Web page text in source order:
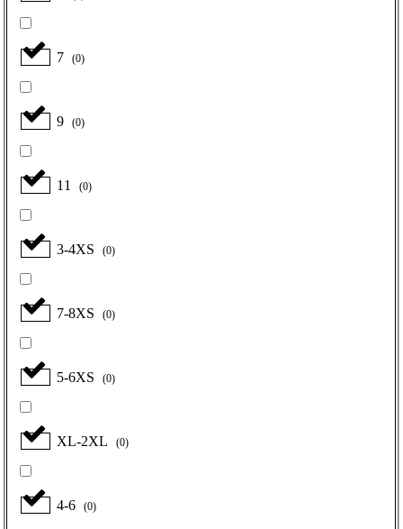
7 (0)
9 (0)
11 (0)
3-4XS (0)
7-8XS (0)
5-6XS (0)
XL-2XL (0)
4-6 (0)